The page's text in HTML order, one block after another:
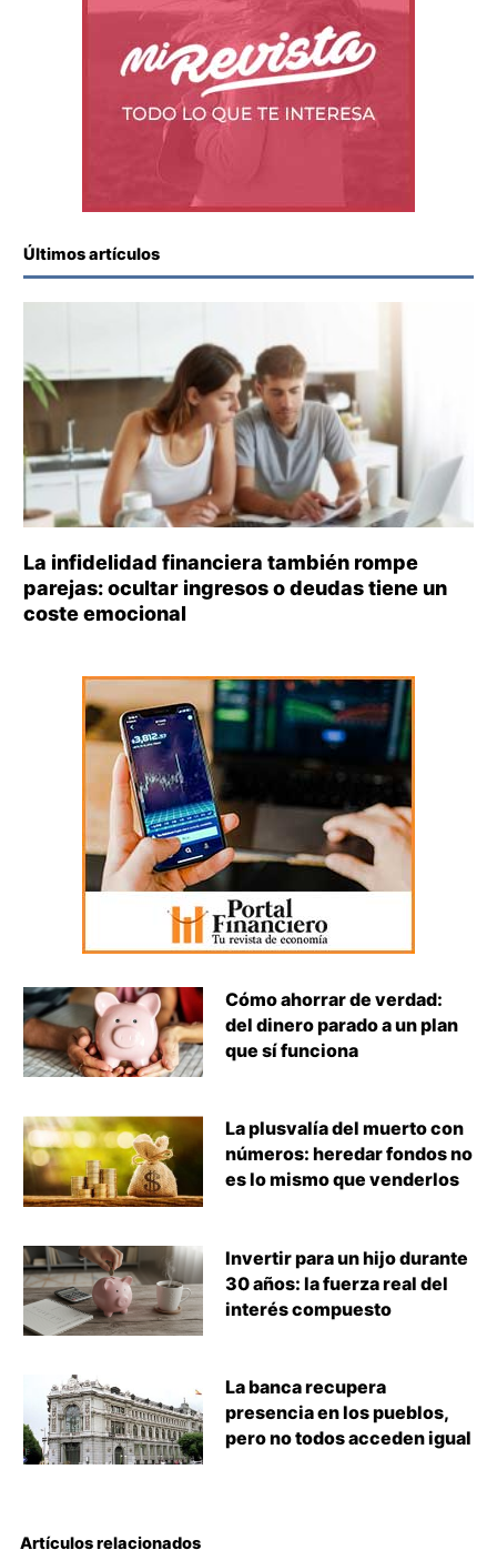
Últimos artículos
La infidelidad financiera también rompe
parejas: ocultar ingresos o deudas tiene un
coste emocional
Cómo ahorrar de verdad:
del dinero parado a un plan
que sí funciona
La plusvalía del muerto con
números: heredar fondos no
es lo mismo que venderlos
Invertir para un hijo durante
30 años: la fuerza real del
interés compuesto
La banca recupera
presencia en los pueblos,
pero no todos acceden igual
Artículos relacionados